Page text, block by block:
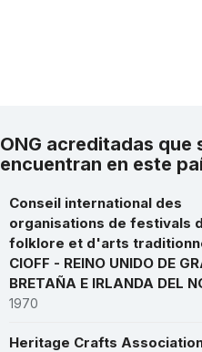
ONG acreditadas que
encuentran en este
Conseil international des
organisations de festivals
folklore et d'arts
CIOFF - REINO UNIDO DE
BRETAÑA E IRLANDA DEL
1970
Heritage Crafts